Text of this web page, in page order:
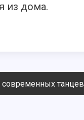
из дома.
современных танцев